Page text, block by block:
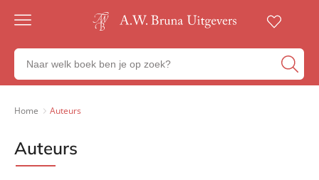
Gratis
23:00
besteld,
werkdag
Veilig
betalen
Zoeken
naar
boeken,
Home Auteurs
Auteurs